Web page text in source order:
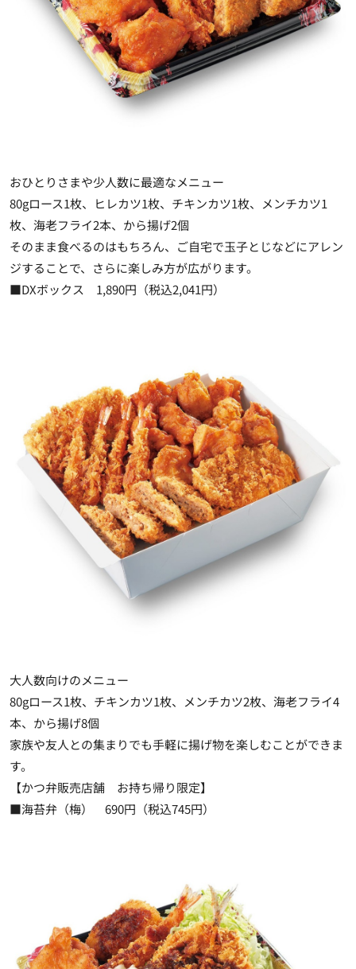
おひとりさまや少人数に最適なメニュー
80gロース1枚、ヒレカツ1枚、チキンカツ1枚、メンチカツ1
枚、海老フライ2本、から揚げ2個
そのまま食べるのはもちろん、ご自宅で玉子とじなどにアレン
ジすることで、さらに楽しみ方が広がります。
■DXボックス 1,890円（税込2,041円）
大人数向けのメニュー
80gロース1枚、チキンカツ1枚、メンチカツ2枚、海老フライ4
本、から揚げ8個
家族や友人との集まりでも手軽に揚げ物を楽しむことができま
す。
【かつ弁販売店舗 お持ち帰り限定】
■海苔弁（梅） 690円（税込745円）